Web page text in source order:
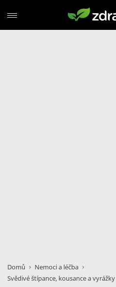
Domů
Nemoci a léčba
Svědivé štípance, kousance a